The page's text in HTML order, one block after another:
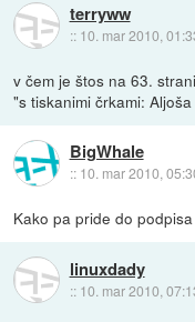
terryww
:: 10. mar 2010,
v čem je štos na 63.
"s tiskanimi črkami:
BigWhale
:: 10. mar 2010,
Kako pa pride do
linuxdady
:: 10. mar 2010,